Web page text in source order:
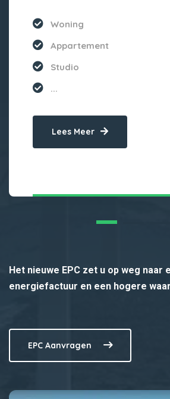
Woning
Appartement
Studio
...
Lees Meer
Het nieuwe EPC zet u op weg naar
energiefactuur en een hogere
EPC Aanvragen